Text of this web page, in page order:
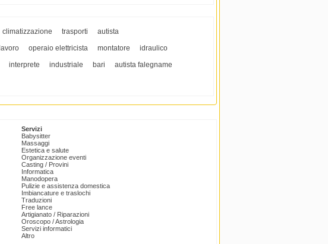
climatizzazione trasporti
autista
lavoro operaio elettricista montatore
idraulico
interprete industriale bari
autista falegname
Servizi
Babysitter
Massaggi
Estetica e salute
Organizzazione eventi
Casting / Provini
Informatica
Manodopera
Pulizie e assistenza domestica
Imbiancature e traslochi
Traduzioni
Free lance
Artigianato / Riparazioni
Oroscopo / Astrologia
Servizi informatici
Altro